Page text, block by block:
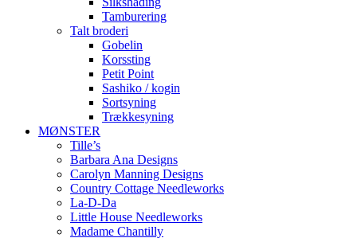
Tamburering
Talt broderi
Gobelin
Korssting
Petit Point
Sashiko / kogin
Sortsyning
Trækkesyning
MØNSTER
Tille’s
Barbara Ana Designs
Carolyn Manning Designs
Country Cottage Needleworks
La-D-Da
Little House Needleworks
Madame Chantilly